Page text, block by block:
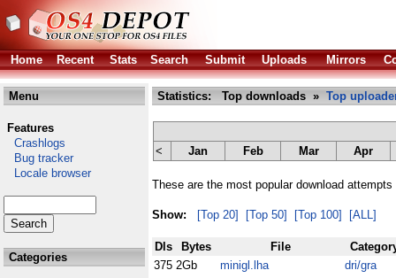
Home Recent Stats Search Submit Uploads Mirrors
Menu
Features
Crashlogs
Bug tracker
Locale browser
Categories
Statistics: Top downloads » Top
< Jan Feb Mar Apr
These are the most popular download
Show: [Top 20] [Top 50] [Top 100] [ALL]
Dls Bytes File
375 2Gb minigl.lha
dri/gra